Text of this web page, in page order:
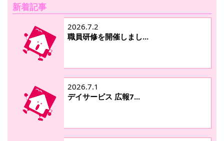
新着記事
2026.7.2
職員研修を開催しまし...
2026.7.1
デイサービス 広報7...